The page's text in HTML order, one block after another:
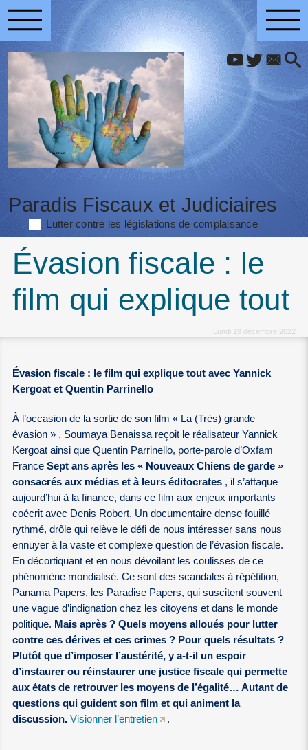
Paradis Fiscaux et Judiciaires
Lutter contre les législations de complaisance
Évasion fiscale : le
film qui explique tout
Lundi 19 décembre 2022
Évasion fiscale : le film qui explique tout avec Yannick
Kergoat et Quentin Parrinello
À l’occasion de la sortie de son film « La (Très) grande
évasion » , Soumaya Benaissa reçoit le réalisateur Yannick
Kergoat ainsi que Quentin Parrinello, porte-parole d’Oxfam
FranceSept ans après les « Nouveaux Chiens de garde »
consacrés aux médias et à leurs éditocrates , il s’attaque
aujourd’hui à la finance, dans ce film aux enjeux importants
coécrit avec Denis Robert, Un documentaire dense fouillé
rythmé, drôle qui relève le défi de nous intéresser sans nous
ennuyer à la vaste et complexe question de l’évasion fiscale.
En décortiquant et en nous dévoilant les coulisses de ce
phénomène mondialisé. Ce sont des scandales à répétition,
Panama Papers, les Paradise Papers, qui suscitent souvent
une vague d’indignation chez les citoyens et dans le monde
politique. Mais après ? Quels moyens alloués pour lutter
contre ces dérives et ces crimes ? Pour quels résultats ?
Plutôt que d’imposer l’austérité, y a-t-il un espoir
d’instaurer ou réinstaurer une justice fiscale qui permette
aux états de retrouver les moyens de l’égalité… Autant de
questions qui guident son film et qui animent la
discussion. Visionner l’entretien .